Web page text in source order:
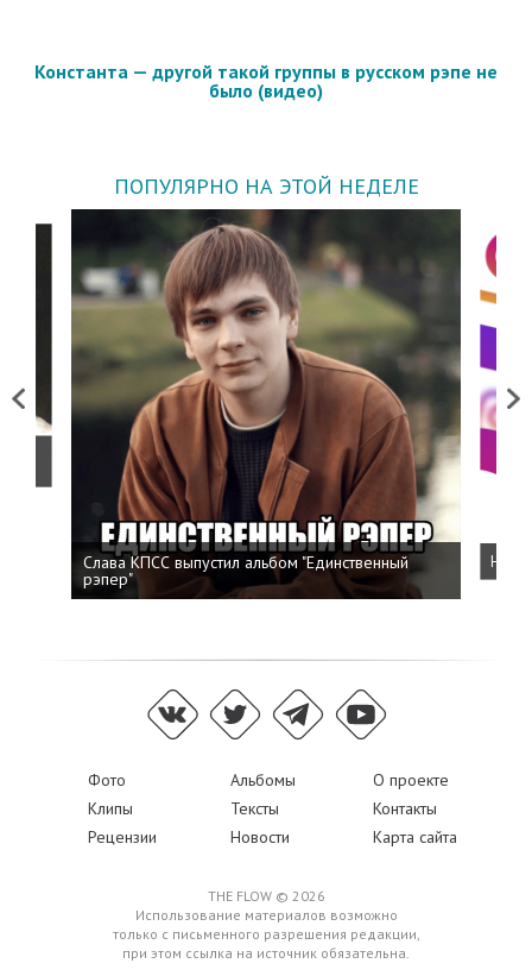
Константа — другой такой группы в русском рэпе не
было (видео)
ПОПУЛЯРНО НА ЭТОЙ НЕДЕЛЕ
Previous
Слава КПСС выпустил альбом "Единственный
рэпер"
Next
Фото Альбомы
О проекте
Клипы
Тексты
Контакты
Рецензии
Новости Карта сайта
THE FLOW © 2026
Использование материалов возможно
только с письменного разрешения редакции,
при этом ссылка на источник обязательна.